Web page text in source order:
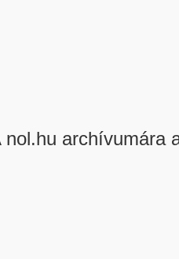
nol.hu archívumára